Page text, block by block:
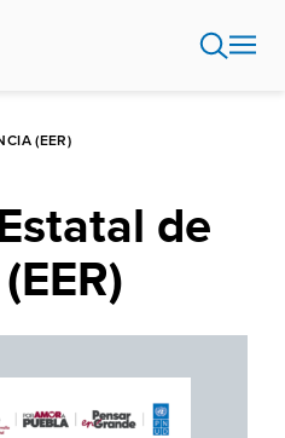
(EER)
de